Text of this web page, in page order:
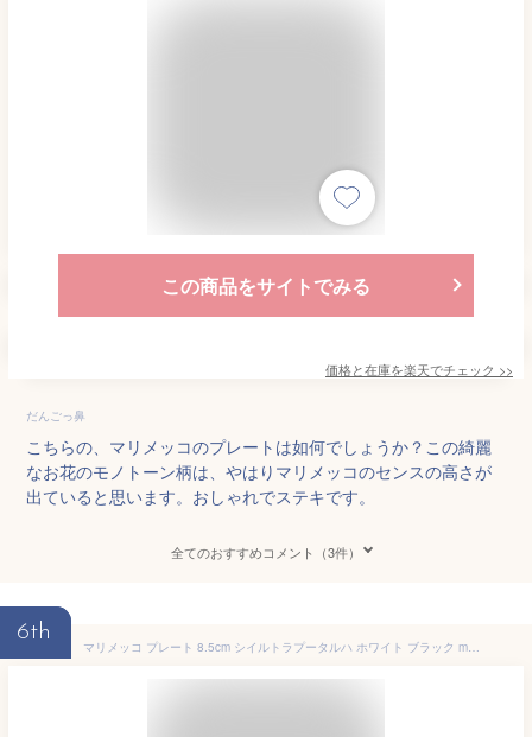
この商品をサイトでみる
価格と在庫を楽天でチェック >>
だんごっ鼻
こちらの、マリメッコのプレートは如何でしょうか？この綺麗
なお花のモノトーン柄は、やはりマリメッコのセンスの高さが
出ていると思います。おしゃれでステキです。
全てのおすすめコメント（3件）
6th
マリメッコ プレート 8.5cm シイルトラプータルハ ホワイト ブラック marimekko SIIRTOLAPUUTARHA Oiva Anniversary